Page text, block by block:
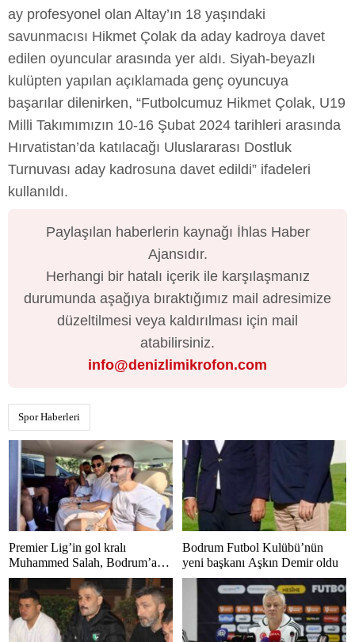
ay profesyonel olan Altay’ın 18 yaşındaki
savunmacısı Hikmet Çolak da aday kadroya davet
edilen oyuncular arasında yer aldı. Siyah-beyazlı
kulüpten yapılan açıklamada genç oyuncuya
başarılar dilenirken, “Futbolcumuz Hikmet Çolak, U19
Milli Takımımızın 10-16 Şubat 2024 tarihleri arasında
Hırvatistan’da katılacağı Uluslararası Dostluk
Turnuvası aday kadrosuna davet edildi” ifadeleri
kullanıldı.
Paylaşılan haberlerin kaynağı İhlas Haber
Ajansıdır.
Herhangi bir hatalı içerik ile karşılaşmanız
durumunda aşağıya bıraktığımız mail adresimize
düzeltilmesi veya kaldırılması için mail
atabilirsiniz.
info@denizlimikrofon.com
Spor Haberleri
Premier Lig’in gol kralı
Muhammed Salah, Bodrum’a
hayran kaldı
Bodrum Futbol Kulübü’nün
yeni başkanı Aşkın Demir oldu